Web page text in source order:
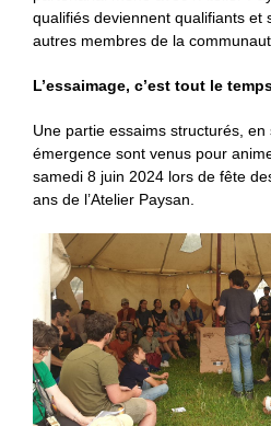
qualifiés deviennent qualifiants et
autres membres de la
L’essaimage, c’est tout le
Une partie essaims structurés,
émergence sont venus pour
samedi 8 juin 2024 lors de fête
ans de l’Atelier Paysan.